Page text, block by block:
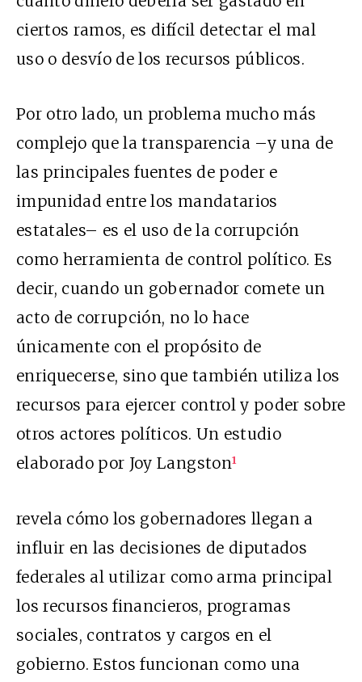
ciertos ramos, es difícil detectar el mal
uso o desvío de los recursos públicos.
Por otro lado, un problema mucho más
complejo que la transparencia –y una de
las principales fuentes de poder e
impunidad entre los mandatarios
estatales– es el uso de la corrupción
como herramienta de control político. Es
decir, cuando un gobernador comete un
acto de corrupción, no lo hace
únicamente con el propósito de
enriquecerse, sino que también utiliza los
recursos para ejercer control y poder sobre
otros actores políticos. Un estudio
elaborado por Joy Langston1
revela cómo los gobernadores llegan a
influir en las decisiones de diputados
federales al utilizar como arma principal
los recursos financieros, programas
sociales, contratos y cargos en el
gobierno. Estos funcionan como una